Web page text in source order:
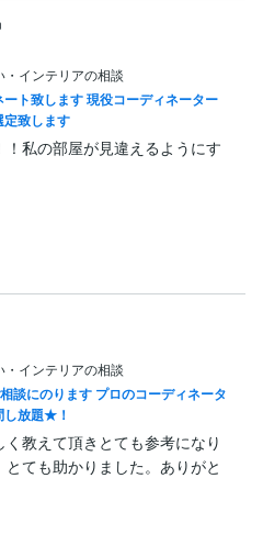
・インテリアの相談
ト致します 現役コーディネーター
致します
私の部屋が見違えるようにす
・インテリアの相談
談にのります プロのコーディネータ
し放題★！
教えて頂きとても参考になり
ても助かりました。ありがと